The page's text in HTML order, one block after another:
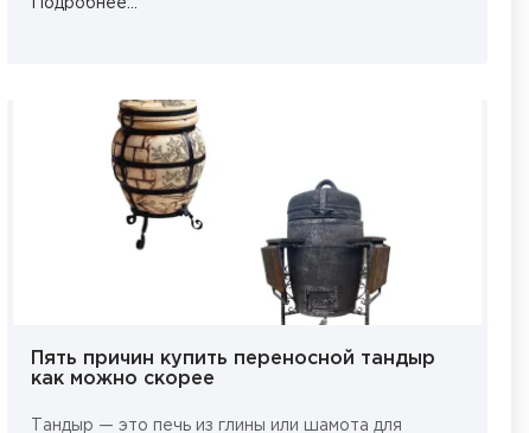
Подробнее...
Пять причин купить переносной тандыр
как можно скорее
Тандыр — это печь из глины или шамота для